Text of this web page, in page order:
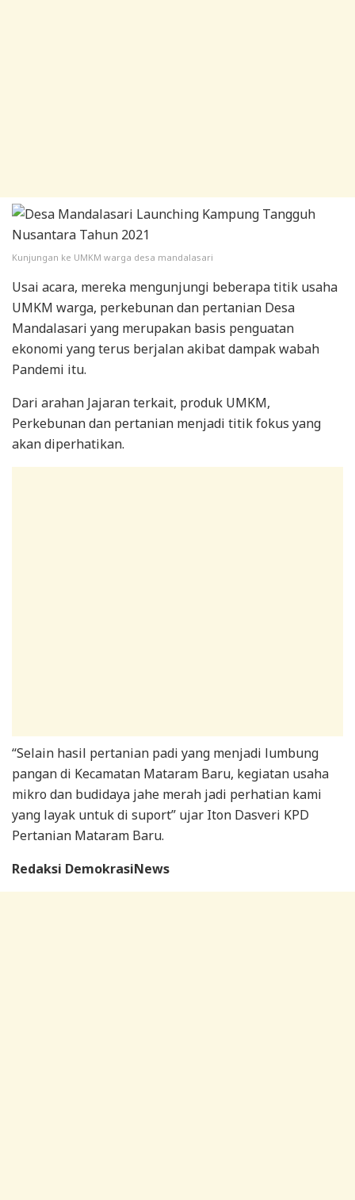
Kunjungan ke UMKM warga desa mandalasari
Usai acara, mereka mengunjungi beberapa titik usaha
UMKM warga, perkebunan dan pertanian Desa
Mandalasari yang merupakan basis penguatan
ekonomi yang terus berjalan akibat dampak wabah
Pandemi itu.
Dari arahan Jajaran terkait, produk UMKM,
Perkebunan dan pertanian menjadi titik fokus yang
akan diperhatikan.
“Selain hasil pertanian padi yang menjadi lumbung
pangan di Kecamatan Mataram Baru, kegiatan usaha
mikro dan budidaya jahe merah jadi perhatian kami
yang layak untuk di suport” ujar Iton Dasveri KPD
Pertanian Mataram Baru.
Redaksi DemokrasiNews